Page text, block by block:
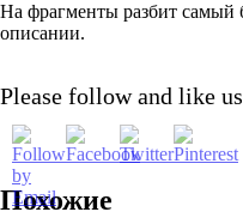
На фрагменты разбит самый
описании.
Please follow and like
Похожие